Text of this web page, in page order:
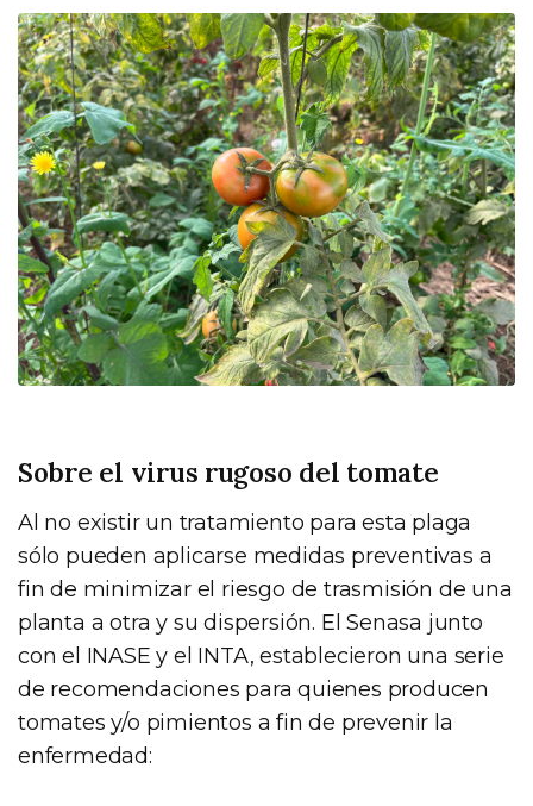
Sobre el virus rugoso del tomate
Al no existir un tratamiento para esta plaga
sólo pueden aplicarse medidas preventivas a
fin de minimizar el riesgo de trasmisión de una
planta a otra y su dispersión. El Senasa junto
con el INASE y el INTA, establecieron una serie
de recomendaciones para quienes producen
tomates y/o pimientos a fin de prevenir la
enfermedad: